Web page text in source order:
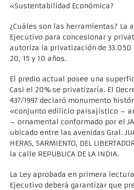
«Sustentabilidad Económica?
¿Cuáles son las herramientas? La
Ejecutivo para concesionar y
autoriza la privatización de 33.050
20, 15 y 10 años.
El predio actual posee una
Casi el 20% se privatizaría. El
437/1997 declaró monumento
«conjunto edilicio paisajístico –
– ornamental conformado por el
ubicado entre las avenidas Gral.
HERAS, SARMIENTO, DEL
la calle REPUBLICA DE LA INDIA.
La Ley aprobada en primera
Ejecutivo deberá garantizar que